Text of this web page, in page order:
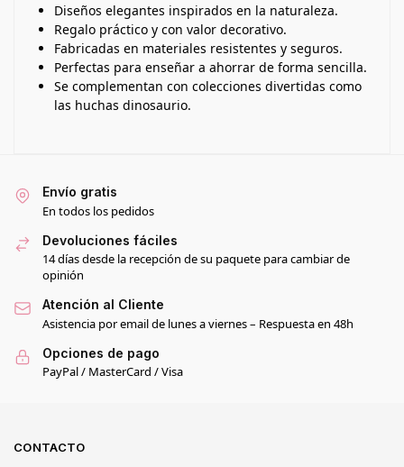
Diseños elegantes inspirados en la naturaleza.
Regalo práctico y con valor decorativo.
Fabricadas en materiales resistentes y seguros.
Perfectas para enseñar a ahorrar de forma sencilla.
Se complementan con colecciones divertidas como
las huchas dinosaurio.
Envío gratis
En todos los pedidos
Devoluciones fáciles
14 días desde la recepción de su paquete para cambiar de
opinión
Atención al Cliente
Asistencia por email de lunes a viernes – Respuesta en 48h
Opciones de pago
PayPal / MasterCard / Visa
CONTACTO